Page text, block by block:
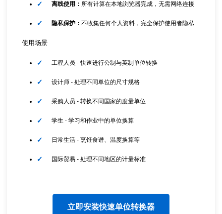
离线使用： 所有计算在本地浏览器完成，无需网络连接
隐私保护： 不收集任何个人资料，完全保护使用者隐私
使用场景
工程人员 - 快速进行公制与英制单位转换
设计师 - 处理不同单位的尺寸规格
采购人员 - 转换不同国家的度量单位
学生 - 学习和作业中的单位换算
日常生活 - 烹饪食谱、温度换算等
国际贸易 - 处理不同地区的计量标准
立即安装快速单位转换器